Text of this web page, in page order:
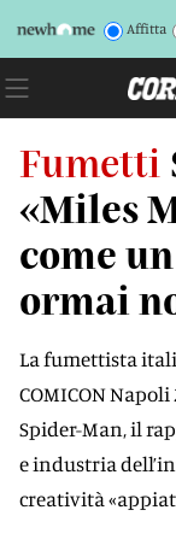
Affitta
Fumetti
«Miles
come
ormai
La fumettista
COMICON
Spider-Man, il
e industria
creatività